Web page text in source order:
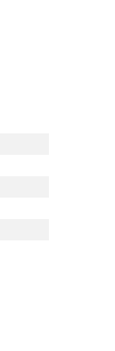
inalta calitate, ne
si siguranta la